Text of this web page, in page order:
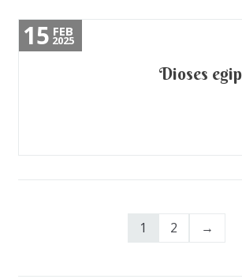
15 FEB
2025
Dioses
1 2